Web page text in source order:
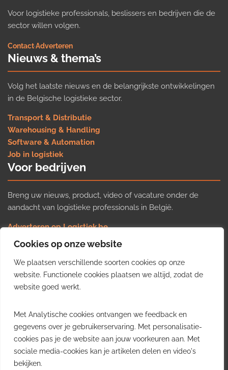
Cookies op onze website
We plaatsen verschillende soorten cookies op onze
website. Functionele cookies plaatsen we altijd, zodat de
website goed werkt.
Met Analytische cookies ontvangen we feedback en
gegevens over je gebruikerservaring. Met personalisatie-
cookies pas je de website aan jouw voorkeuren aan. Met
sociale media-cookies kan je artikelen delen en video's
bekijken.
Voor logistieke professionals, beslissers en bedrijven die de
sector willen volgen.
Contact·Adverteren
Nieuws & thema’s
Volg het laatste nieuws en de belangrijkste ontwikkelingen
in de Belgische logistieke sector.
Transport & Distributie
Warehousing & Handling
Software & Automation
Job in logistiek
Voor bedrijven
Breng uw nieuws, product, video of vacature onder de
aandacht van logistieke professionals in België.
Adverteren op Logistiek.be
Nieuws insturen
Uw video op Logistiek.TV
Job plaatsen
Gratis wekelijkse update
inzichten uit de Belgische logistieke sector in uw inbox.
Ontvang je gratis
wekelijkse update